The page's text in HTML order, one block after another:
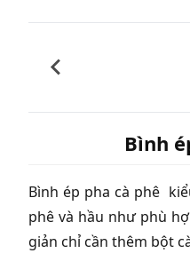
Bình
Bình ép pha cà phê
phê và hầu như phù
giản chỉ cần thêm bột